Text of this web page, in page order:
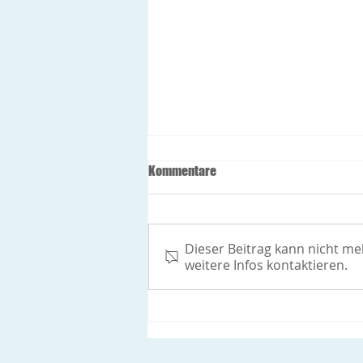
Öffnungszeiten während der
Feiertage
Gynäkologie: geschlossen
Montag 27.12.2021 und
Dienstag 28.12.2021:
Kommentare
Dieser Beitrag kann nicht
weitere Infos kontaktieren.